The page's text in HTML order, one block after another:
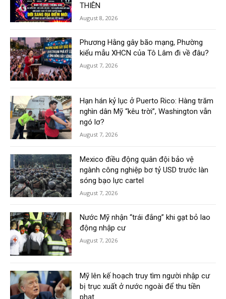
THIÊN
August 8, 2026
Phương Hằng gây bão mạng, Phường
kiểu mẫu XHCN của Tô Lâm đi về đâu?
August 7, 2026
Hạn hán kỷ lục ở Puerto Rico: Hàng trăm
nghìn dân Mỹ “kêu trời”, Washington vẫn
ngó lơ?
August 7, 2026
Mexico điều động quân đội bảo vệ
ngành công nghiệp bơ tỷ USD trước làn
sóng bạo lực cartel
August 7, 2026
Nước Mỹ nhận “trái đắng” khi gạt bỏ lao
động nhập cư
August 7, 2026
Mỹ lên kế hoạch truy tìm người nhập cư
bị trục xuất ở nước ngoài để thu tiền
phạt